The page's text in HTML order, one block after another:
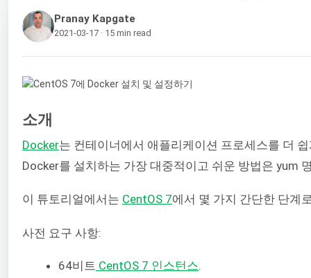
Pranay Kapgate
2021-03-17 · 15 min read
소개
Docker는 컨테이너에서 애플리케이션 프로세스를 더
Docker를 설치하는 가장 대중적이고 쉬운 방법은 yum
이 튜토리얼에서는 CentOS 7에서 몇 가지 간단한 단계
사전 요구 사항:
64비트 CentOS 7 인스턴스.